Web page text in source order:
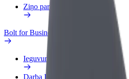
Ziņo par transportlīdzekli
Bolt for Business
Ieguvumi
Darba Profils